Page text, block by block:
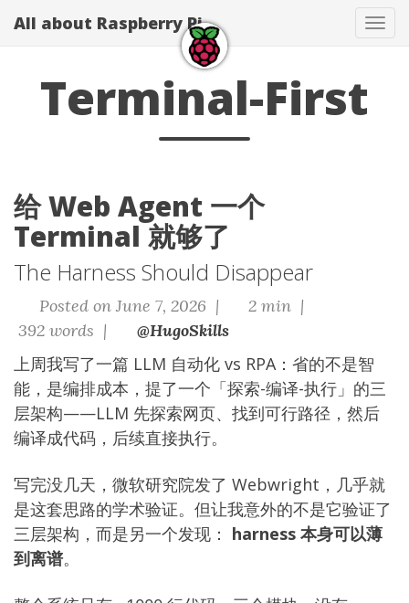
All about Raspberry Pi
Terminal-First
给 Web Agent 一个
Terminal 就够了
The Harness Should Disappear
Posted on June 7, 2026 |
2 min |
392 words |
@HugoSkills
上周我写了一篇 LLM 自动化 vs RPA：省的不是智
能，是编排成本 ，提了一个「探索-编译-执行」的三
层架构——LLM 先探索网页、找到可行路径，然后
编译成代码，后续直接执行。
写完没几天，微软研究院发了 Webwright，几乎就
是这套思路的学术验证。但让我意外的不是它验证了
三层架构，而是另一个发现： harness 本身可以薄
到离谱。